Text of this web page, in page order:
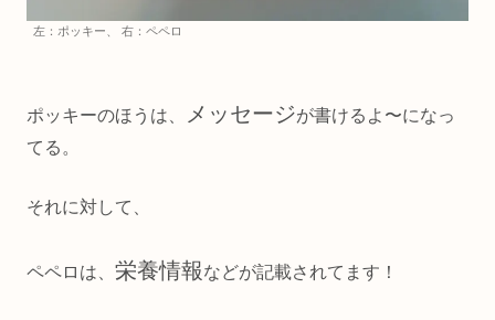
左：ポッキー、 右：ペペロ
ポッキーのほうは、 メッセージが書けるよ〜になっ
てる。
それに対して、
ペペロは、 栄養情報などが記載されてます！